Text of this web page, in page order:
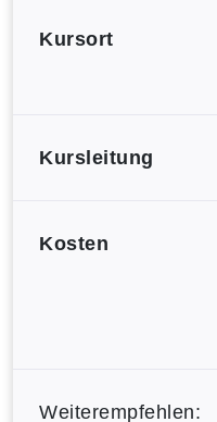
Kursort
Kursleitung
Kosten
Weiterempfehlen: